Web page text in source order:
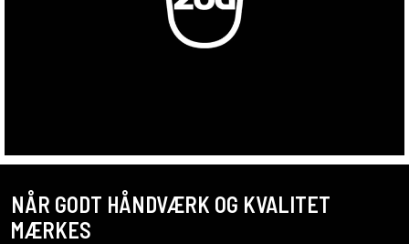
NÅR GODT HÅNDVÆRK OG KVALITET
MÆRKES